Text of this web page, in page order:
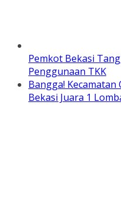
Pemkot Bekasi
Penggunaan TKK
Bangga!
Bekasi Juara 1